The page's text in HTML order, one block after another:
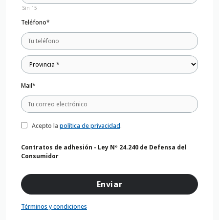
Sin 15
Teléfono*
Mail*
Acepto la política de privacidad.
Contratos de adhesión - Ley Nº 24.240 de Defensa del
Consumidor
Términos y condiciones